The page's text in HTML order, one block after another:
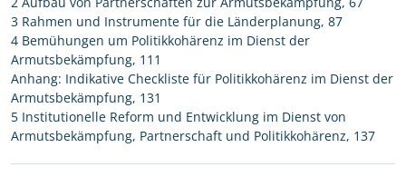
3 Rahmen und Instrumente für die Länderplanung, 87
4 Bemühungen um Politikkohärenz im Dienst der
Armutsbekämpfung, 111
Anhang: Indikative Checkliste für Politikkohärenz im Dienst der
Armutsbekämpfung, 131
5 Institutionelle Reform und Entwicklung im Dienst von
Armutsbekämpfung, Partnerschaft und Politikkohärenz, 137